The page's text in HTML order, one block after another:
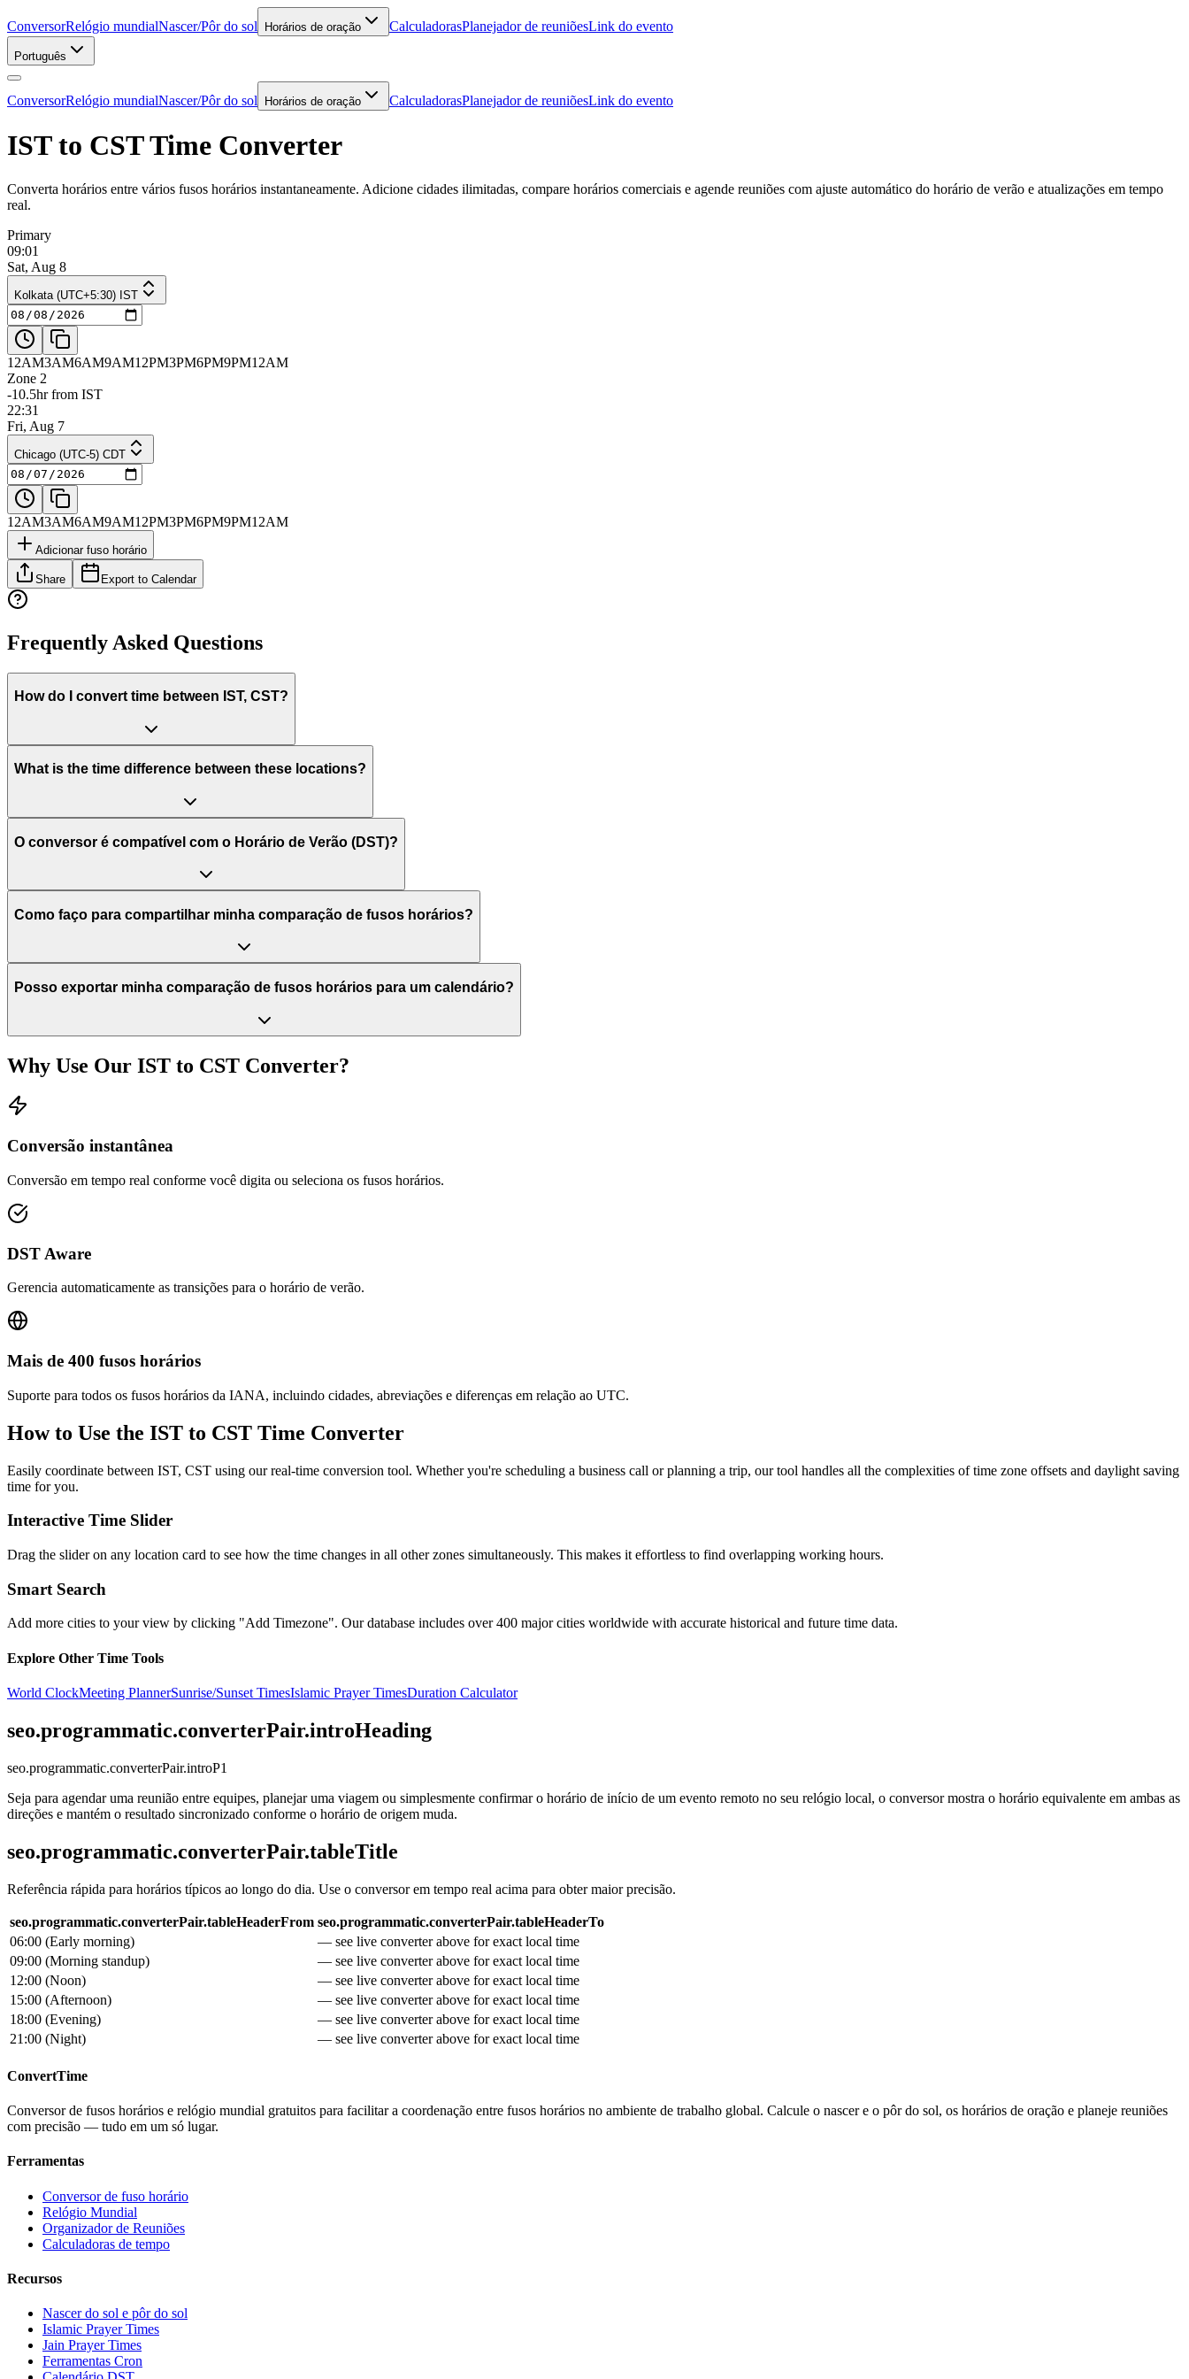
ConversorRelógio mundialNascer/Pôr do sol Horários de oração CalculadorasPlanejador de reuniõesLink do evento
Português
ConversorRelógio mundialNascer/Pôr do sol Horários de oração CalculadorasPlanejador de reuniõesLink do evento
IST to CST Time Converter
Converta horários entre vários fusos horários instantaneamente. Adicione cidades ilimitadas, compare horários comerciais e agende reuniões com ajuste automático do horário de verão e atualizações em tempo
real.
Primary
09:01
Sat, Aug 8
Kolkata (UTC+5:30) IST
12AM3AM6AM9AM12PM3PM6PM9PM12AM
Zone 2
-10.5hr from IST
22:31
Fri, Aug 7
Chicago (UTC-5) CDT
12AM3AM6AM9AM12PM3PM6PM9PM12AM
Adicionar fuso horário
Share Export to Calendar
Frequently Asked Questions
How do I convert time between IST, CST?
What is the time difference between these locations?
O conversor é compatível com o Horário de Verão (DST)?
Como faço para compartilhar minha comparação de fusos horários?
Posso exportar minha comparação de fusos horários para um calendário?
Why Use Our IST to CST Converter?
Conversão instantânea
Conversão em tempo real conforme você digita ou seleciona os fusos horários.
DST Aware
Gerencia automaticamente as transições para o horário de verão.
Mais de 400 fusos horários
Suporte para todos os fusos horários da IANA, incluindo cidades, abreviações e diferenças em relação ao UTC.
How to Use the IST to CST Time Converter
Easily coordinate between IST, CST using our real-time conversion tool. Whether you're scheduling a business call or planning a trip, our tool handles all the complexities of time zone offsets and daylight saving
time for you.
Interactive Time Slider
Drag the slider on any location card to see how the time changes in all other zones simultaneously. This makes it effortless to find overlapping working hours.
Smart Search
Add more cities to your view by clicking "Add Timezone". Our database includes over 400 major cities worldwide with accurate historical and future time data.
Explore Other Time Tools
World ClockMeeting PlannerSunrise/Sunset TimesIslamic Prayer TimesDuration Calculator
seo.programmatic.converterPair.introHeading
seo.programmatic.converterPair.introP1
Seja para agendar uma reunião entre equipes, planejar uma viagem ou simplesmente confirmar o horário de início de um evento remoto no seu relógio local, o conversor mostra o horário equivalente em ambas as
direções e mantém o resultado sincronizado conforme o horário de origem muda.
seo.programmatic.converterPair.tableTitle
Referência rápida para horários típicos ao longo do dia. Use o conversor em tempo real acima para obter maior precisão.
seo.programmatic.converterPair.tableHeaderFrom seo.programmatic.converterPair.tableHeaderTo
06:00 (Early morning)
— see live converter above for exact local time
09:00 (Morning standup)
— see live converter above for exact local time
12:00 (Noon)
— see live converter above for exact local time
15:00 (Afternoon)
— see live converter above for exact local time
18:00 (Evening)
— see live converter above for exact local time
21:00 (Night) — see live converter above for exact local time
ConvertTime
Conversor de fusos horários e relógio mundial gratuitos para facilitar a coordenação entre fusos horários no ambiente de trabalho global. Calcule o nascer e o pôr do sol, os horários de oração e planeje reuniões
com precisão — tudo em um só lugar.
Ferramentas
Conversor de fuso horário
Relógio Mundial
Organizador de Reuniões
Calculadoras de tempo
Recursos
Nascer do sol e pôr do sol
Islamic Prayer Times
Jain Prayer Times
Ferramentas Cron